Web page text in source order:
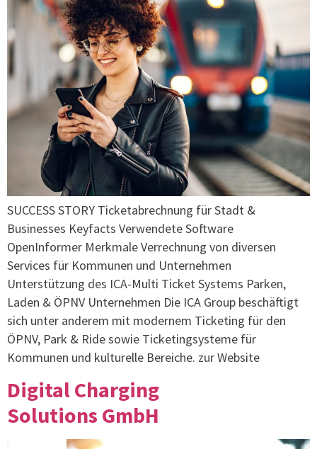
SUCCESS STORY Ticketabrechnung für Stadt &
Businesses Keyfacts Verwendete Software
OpenInformer Merkmale Verrechnung von diversen
Services für Kommunen und Unternehmen
Unterstützung des ICA-Multi Ticket Systems Parken,
Laden & ÖPNV Unternehmen Die ICA Group beschäftigt
sich unter anderem mit modernem Ticketing für den
ÖPNV, Park & Ride sowie Ticketingsysteme für
Kommunen und kulturelle Bereiche. zur Website
Digital Charging
Solutions GmbH